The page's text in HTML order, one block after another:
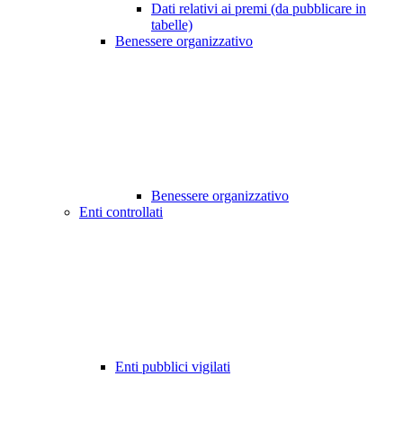
Dati relativi ai premi (da pubblicare in
tabelle)
Benessere organizzativo
Benessere organizzativo
Enti controllati
Enti pubblici vigilati